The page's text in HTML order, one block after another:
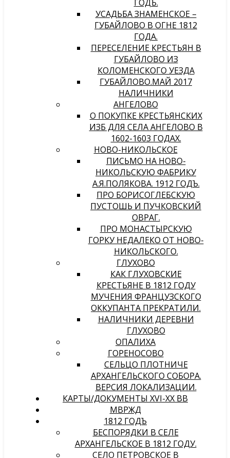
ГОДЪ.
УСАДЬБА ЗНАМЕНСКОЕ –
ГУБАЙЛОВО В ОГНЕ 1812
ГОДА.
ПЕРЕСЕЛЕНИЕ КРЕСТЬЯН В
ГУБАЙЛОВО ИЗ
КОЛОМЕНСКОГО УЕЗДА
ГУБАЙЛОВО.МАЙ 2017
НАЛИЧНИКИ
АНГЕЛОВО
О ПОКУПКЕ КРЕСТЬЯНСКИХ
ИЗБ ДЛЯ СЕЛА АНГЕЛОВО В
1602-1603 ГОДАХ.
НОВО-НИКОЛЬСКОЕ
ПИСЬМО НА НОВО-
НИКОЛЬСКУЮ ФАБРИКУ
А.Я.ПОЛЯКОВА. 1912 ГОДЪ.
ПРО БОРИСОГЛЕБСКУЮ
ПУСТОШЬ И ПУЧКОВСКИЙ
ОВРАГ.
ПРО МОНАСТЫРСКУЮ
ГОРКУ НЕДАЛЕКО ОТ НОВО-
НИКОЛЬСКОГО.
ГЛУХОВО
КАК ГЛУХОВСКИЕ
КРЕСТЬЯНЕ В 1812 ГОДУ
МУЧЕНИЯ ФРАНЦУЗСКОГО
ОККУПАНТА ПРЕКРАТИЛИ.
НАЛИЧНИКИ ДЕРЕВНИ
ГЛУХОВО
ОПАЛИХА
ГОРЕНОСОВО
СЕЛЬЦО ПЛОТНИЧЕ
АРХАНГЕЛЬСКОГО СОБОРА.
ВЕРСИЯ ЛОКАЛИЗАЦИИ.
КАРТЫ/ДОКУМЕНТЫ XVI-XX ВВ
МВРЖД
1812 ГОДЪ
БЕСПОРЯДКИ В СЕЛЕ
АРХАНГЕЛЬСКОЕ В 1812 ГОДУ.
СЕЛО ПЕТРОВСКОЕ В